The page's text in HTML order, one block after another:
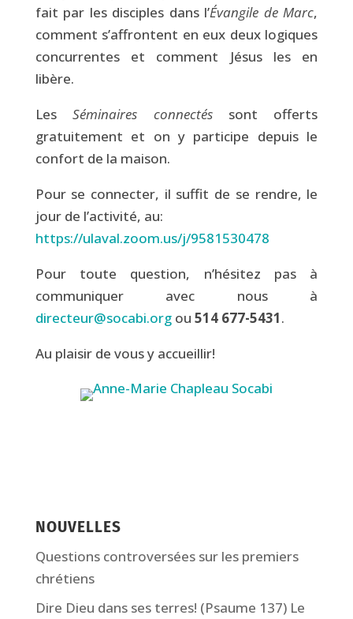
fait par les disciples dans l’Évangile de Marc,
comment s’affrontent en eux deux logiques
concurrentes et comment Jésus les en
libère.
LesSéminaires connectéssont offerts
gratuitement et on y participe depuis le
confort de la maison.
Pour se connecter, il suffit de se rendre, le
jour de l’activité, au:
https://ulaval.zoom.us/j/9581530478
Pour toute question, n’hésitez pas à
communiquer avec nous à
directeur@socabi.orgou 514 677-5431.
Au plaisir de vous y accueillir!
NOUVELLES
Questions controversées sur les premiers
chrétiens
Dire Dieu dans ses terres! (Psaume 137) Le